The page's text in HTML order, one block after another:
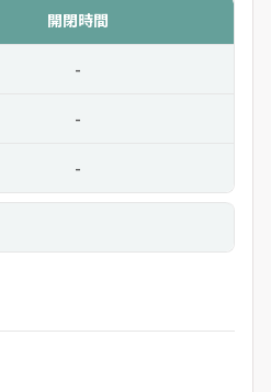
開閉時間
-
-
-